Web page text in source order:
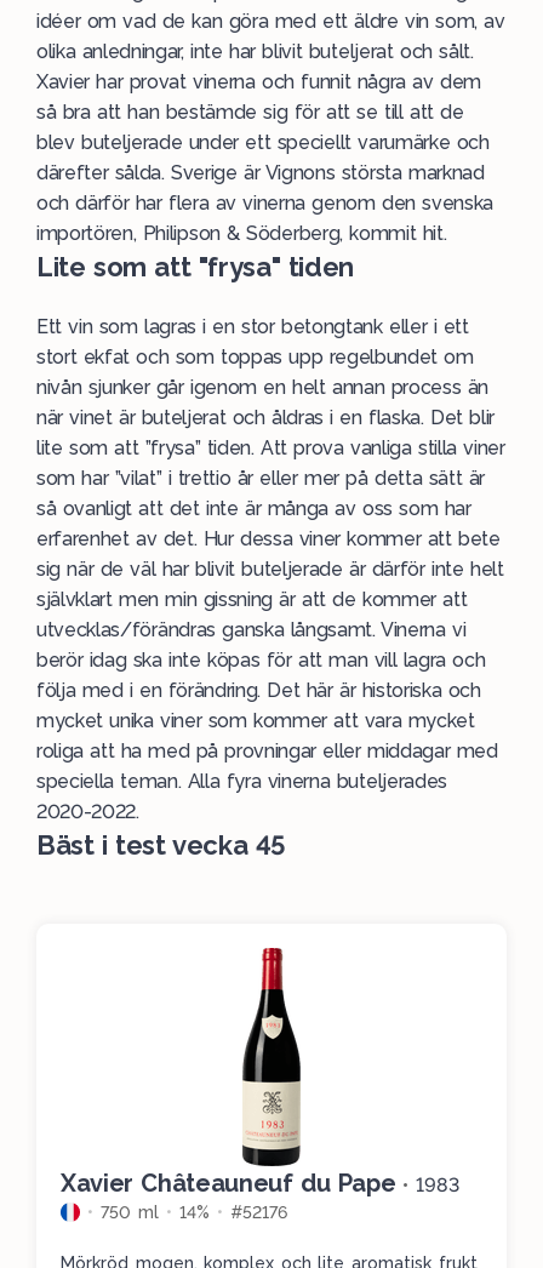
idéer om vad de kan göra med ett äldre vin som, av
olika anledningar, inte har blivit buteljerat och sålt.
Xavier har provat vinerna och funnit några av dem
så bra att han bestämde sig för att se till att de
blev buteljerade under ett speciellt varumärke och
därefter sålda. Sverige är Vignons största marknad
och därför har flera av vinerna genom den svenska
importören, Philipson & Söderberg, kommit hit.
Lite som att "frysa" tiden
Ett vin som lagras i en stor betongtank eller i ett
stort ekfat och som toppas upp regelbundet om
nivån sjunker går igenom en helt annan process än
när vinet är buteljerat och åldras i en flaska. Det blir
lite som att ”frysa” tiden. Att prova vanliga stilla viner
som har ”vilat” i trettio år eller mer på detta sätt är
så ovanligt att det inte är många av oss som har
erfarenhet av det. Hur dessa viner kommer att bete
sig när de väl har blivit buteljerade är därför inte helt
självklart men min gissning är att de kommer att
utvecklas/förändras ganska långsamt. Vinerna vi
berör idag ska inte köpas för att man vill lagra och
följa med i en förändring. Det här är historiska och
mycket unika viner som kommer att vara mycket
roliga att ha med på provningar eller middagar med
speciella teman. Alla fyra vinerna buteljerades
2020-2022.
Bäst i test vecka 45
Xavier Châteauneuf du Pape • 1983
750 ml 14% #52176
Mörkröd mogen, komplex och lite aromatisk frukt